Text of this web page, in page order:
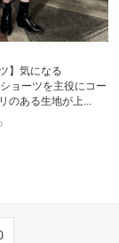
】気になる
ョーツを主役にコー
のある生地が上...